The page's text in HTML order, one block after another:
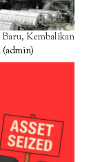
Kembalikan
(admin)